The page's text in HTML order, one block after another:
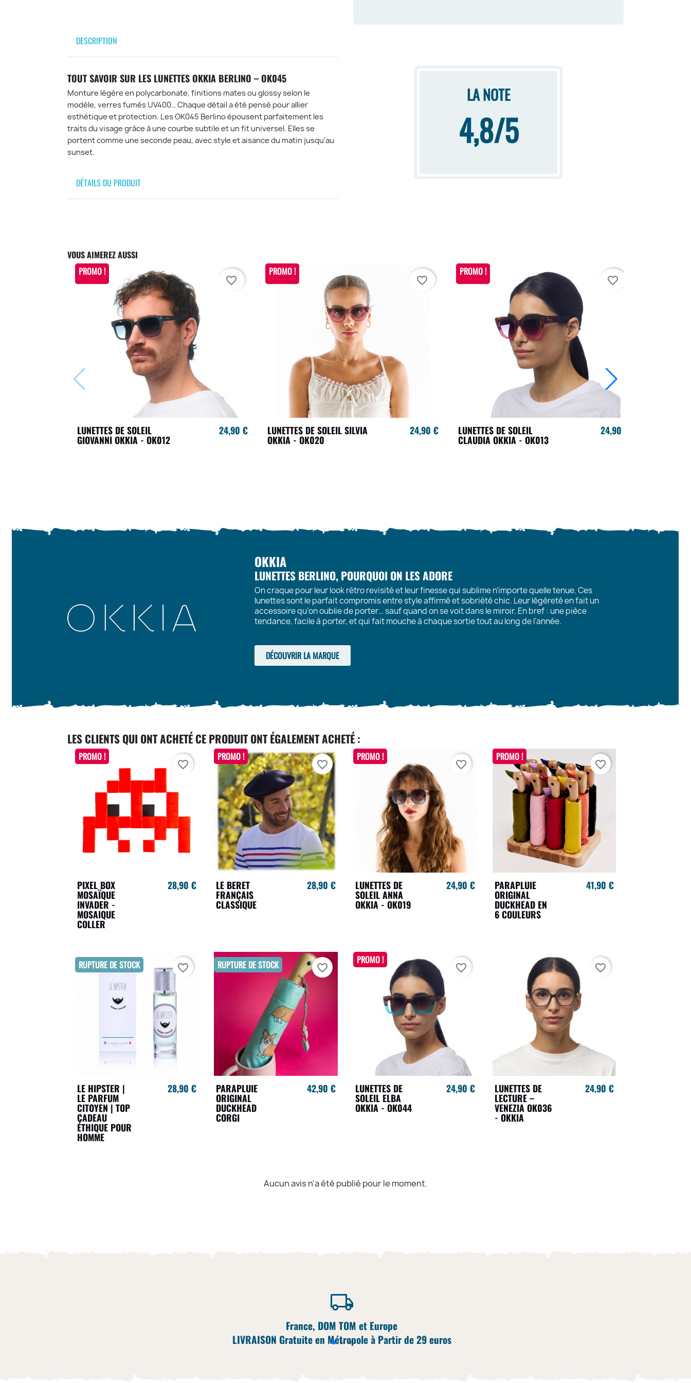
DESCRIPTION
TOUT SAVOIR SUR LES LUNETTES OKKIA BERLINO – OK045
Monture légère en polycarbonate, finitions mates ou glossy selon le
modèle, verres fumés UV400… Chaque détail a été pensé pour allier
esthétique et protection. Les OK045 Berlino épousent parfaitement les
traits du visage grâce à une courbe subtile et un fit universel. Elles se
portent comme une seconde peau, avec style et aisance du matin jusqu’au
sunset.
DÉTAILS DU PRODUIT
LA NOTE
4,8/5
VOUS AIMEREZ AUSSI
LUNETTES DE SOLEIL
GIOVANNI OKKIA - OK012
24,90 €
PROMO !
favorite_border
LUNETTES DE SOLEIL SILVIA
OKKIA - OK020
24,90 €
PROMO !
favorite_border
LUNETTES DE SOLEIL
CLAUDIA OKKIA - OK013
24,90 €
PROMO !
favorite_border
OKKIA
LUNETTES BERLINO, POURQUOI ON LES ADORE
On craque pour leur look rétro revisité et leur finesse qui sublime n’importe quelle tenue. Ces
lunettes sont le parfait compromis entre style affirmé et sobriété chic. Leur légèreté en fait un
accessoire qu’on oublie de porter… sauf quand on se voit dans le miroir. En bref : une pièce
tendance, facile à porter, et qui fait mouche à chaque sortie tout au long de l’année.
DÉCOUVRIR LA MARQUE
LES CLIENTS QUI ONT ACHETÉ CE PRODUIT ONT ÉGALEMENT ACHETÉ :
PIXEL BOX
MOSAÏQUE
INVADER -
MOSAIQUE
COLLER
28,90 €
PROMO !
favorite_border
LE BERET
FRANÇAIS
CLASSIQUE
28,90 €
PROMO !
favorite_border
LUNETTES DE
SOLEIL ANNA
OKKIA - OK019
24,90 €
PROMO !
favorite_border
PARAPLUIE
ORIGINAL
DUCKHEAD EN
6 COULEURS
41,90 €
PROMO !
favorite_border
LE HIPSTER |
LE PARFUM
CITOYEN | TOP
CADEAU
ÉTHIQUE POUR
HOMME
28,90 €
RUPTURE DE STOCK favorite_border
PARAPLUIE
ORIGINAL
DUCKHEAD
CORGI
42,90 €
RUPTURE DE STOCK favorite_border
LUNETTES DE
SOLEIL ELBA
OKKIA - OK044
24,90 €
PROMO !
favorite_border
LUNETTES DE
LECTURE –
VENEZIA OK036
- OKKIA
24,90 €
favorite_border
Aucun avis n'a été publié pour le moment.
France, DOM TOM et Europe
LIVRAISON Gratuite en Métropole à Partir de 29 euros